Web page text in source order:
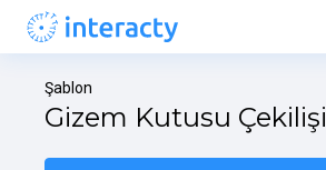
Şablon
Gizem Kutusu Çekilişi